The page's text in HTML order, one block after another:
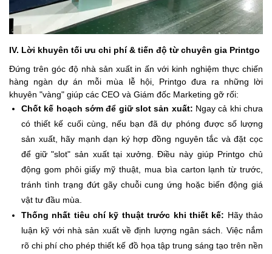
IV. Lời khuyên tối ưu chi phí & tiến độ từ chuyên gia Printgo
Đứng trên góc độ nhà sản xuất in ấn với kinh nghiệm thực chiến
hàng ngàn dự án mỗi mùa lễ hội, Printgo đưa ra những lời
khuyên "vàng" giúp các CEO và Giám đốc Marketing gỡ rối:
Chốt kế hoạch sớm để giữ slot sản xuất: Ngay cả khi chưa
có thiết kế cuối cùng, nếu bạn đã dự phóng được số lượng
sản xuất, hãy mạnh dạn ký hợp đồng nguyên tắc và đặt cọc
để giữ "slot" sản xuất tại xưởng. Điều này giúp Printgo chủ
động gom phôi giấy mỹ thuật, mua bìa carton lạnh từ trước,
tránh tình trạng đứt gãy chuỗi cung ứng hoặc biến động giá
vật tư đầu mùa.
Thống nhất tiêu chí kỹ thuật trước khi thiết kế: Hãy thảo
luận kỹ với nhà sản xuất về định lượng ngân sách. Việc nắm
rõ chi phí cho phép thiết kế đồ họa tập trung sáng tạo trên nền